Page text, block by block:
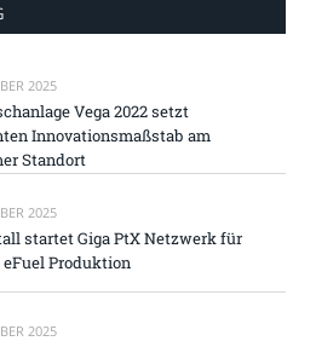
2025
Vega 2022 setzt
Innovationsmaßstab am
Standort
2025
startet Giga PtX Netzwerk für
Produktion
2025